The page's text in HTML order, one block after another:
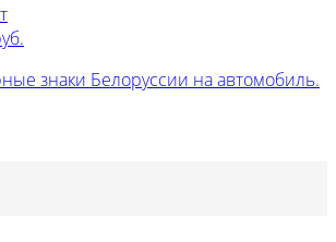
знаки Белоруссии на автомобиль.